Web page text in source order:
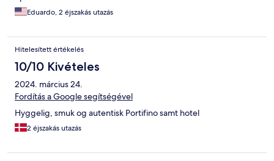
Eduardo, 2 éjszakás utazás
Hitelesített értékelés
10/10 Kivételes
2024. március 24.
Fordítás a Google segítségével
Hyggelig, smuk og autentisk Portifino samt hotel
2 éjszakás utazás